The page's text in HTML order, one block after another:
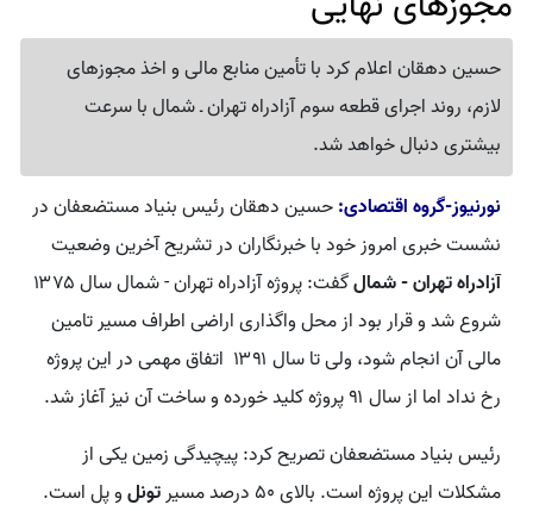
حسین دهقان اعلام کرد با تأمین منابع مالی و اخذ مجوزهای
لازم، روند اجرای قطعه سوم آزادراه تهران ـ شمال با سرعت
بیشتری دنبال خواهد شد.
نورنیوز-گروه اقتصادی:حسین دهقان رئیس بنیاد مستضعفان در
نشست خبری امروز خود با خبرنگاران در تشریح آخرین وضعیت
آزادراه تهران - شمال
گفت: پروژه آزادراه تهران - شمال سال ۱۳۷۵
شروع شد و قرار بود از محل واگذاری اراضی اطراف مسیر تامین
مالی آن انجام شود، ولی تا سال ۱۳۹۱ اتفاق مهمی در این پروژه
رخ نداد اما از سال ۹۱ پروژه کلید خورده و ساخت آن نیز آغاز شد.
رئیس بنیاد مستضعفان تصریح کرد: پیچیدگی زمین یکی از
مشکلات این پروژه است. بالای ۵۰ درصد مسیر
تونلو پل است.